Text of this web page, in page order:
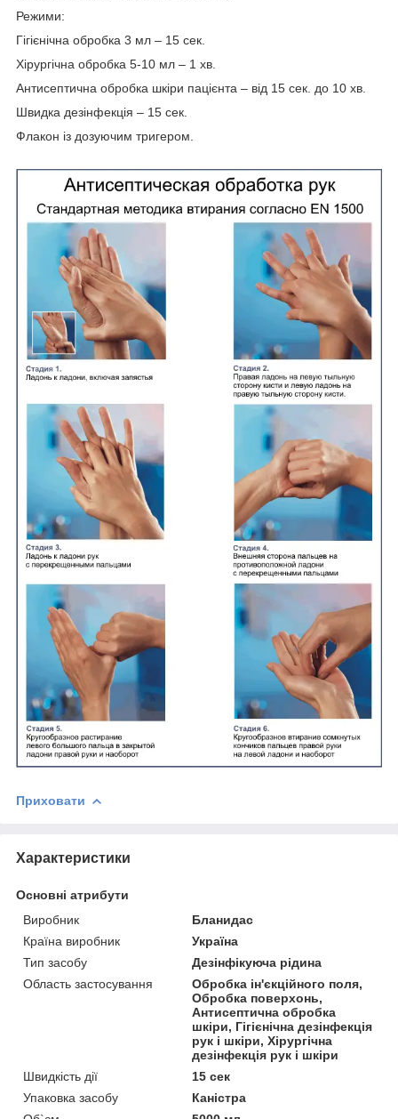
Режими:
Гігієнічна обробка 3 мл – 15 сек.
Хірургічна обробка 5-10 мл – 1 хв.
Антисептична обробка шкіри пацієнта – від 15 сек. до 10 хв.
Швидка дезінфекція – 15 сек.
Флакон із дозуючим тригером.
Приховати
Характеристики
Основні атрибути
Виробник
Бланидас
Країна виробник
Україна
Тип засобу
Дезінфікуюча рідина
Область застосування
Обробка ін'єкційного поля,
Обробка поверхонь,
Антисептична обробка
шкіри, Гігієнічна дезінфекція
рук і шкіри, Хірургічна
дезінфекція рук і шкіри
Швидкість дії
15 сек
Упаковка засобу
Каністра